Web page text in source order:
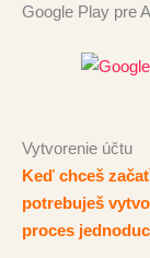
Google Play pre
Vytvorenie účtu
Keď chceš
potrebuješ
proces